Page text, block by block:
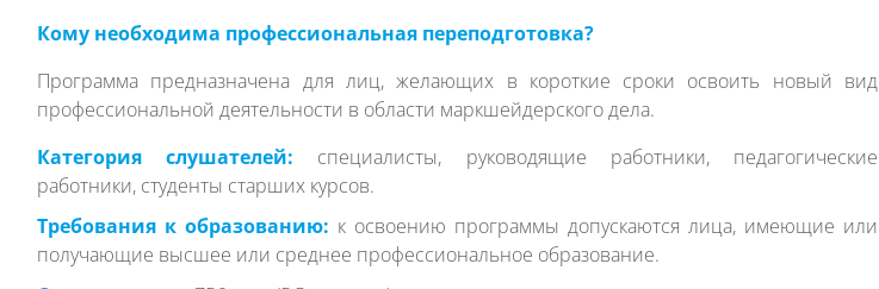
Кому необходима профессиональная переподготовка?
Программа предназначена для лиц, желающих в короткие сроки освоить новый вид
профессиональной деятельности в области маркшейдерского дела.
Категория слушателей:
специалисты, руководящие работники, педагогические
работники, студенты старших курсов.
Требования к образованию: к освоению программы допускаются лица, имеющие или
получающие высшее или среднее профессиональное образование.